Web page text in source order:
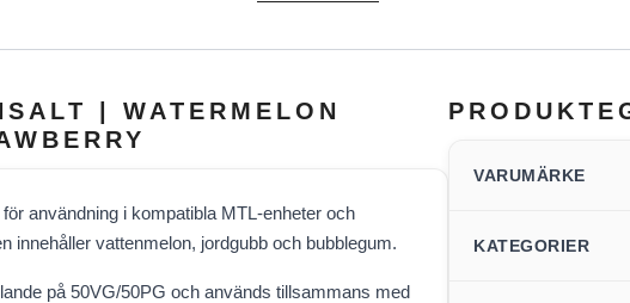
| WATERMELON
användning i kompatibla MTL-enheter och
innehåller vattenmelon, jordgubb och bubblegum.
på 50VG/50PG och används tillsammans med
VARUMÄRKE
KATEGORIER